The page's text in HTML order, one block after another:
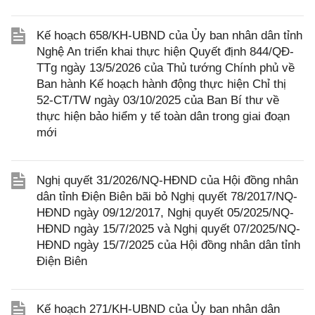
Kế hoạch 658/KH-UBND của Ủy ban nhân dân tỉnh
Nghệ An triển khai thực hiện Quyết định 844/QĐ-
TTg ngày 13/5/2026 của Thủ tướng Chính phủ về
Ban hành Kế hoạch hành động thực hiện Chỉ thị
52-CT/TW ngày 03/10/2025 của Ban Bí thư về
thực hiện bảo hiểm y tế toàn dân trong giai đoạn
mới
Nghị quyết 31/2026/NQ-HĐND của Hội đồng nhân
dân tỉnh Điện Biên bãi bỏ Nghị quyết 78/2017/NQ-
HĐND ngày 09/12/2017, Nghị quyết 05/2025/NQ-
HĐND ngày 15/7/2025 và Nghị quyết 07/2025/NQ-
HĐND ngày 15/7/2025 của Hội đồng nhân dân tỉnh
Điện Biên
Kế hoạch 271/KH-UBND của Ủy ban nhân dân